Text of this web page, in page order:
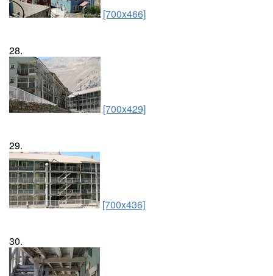
[700x466]
28.
[700x429]
29.
[700x436]
30.